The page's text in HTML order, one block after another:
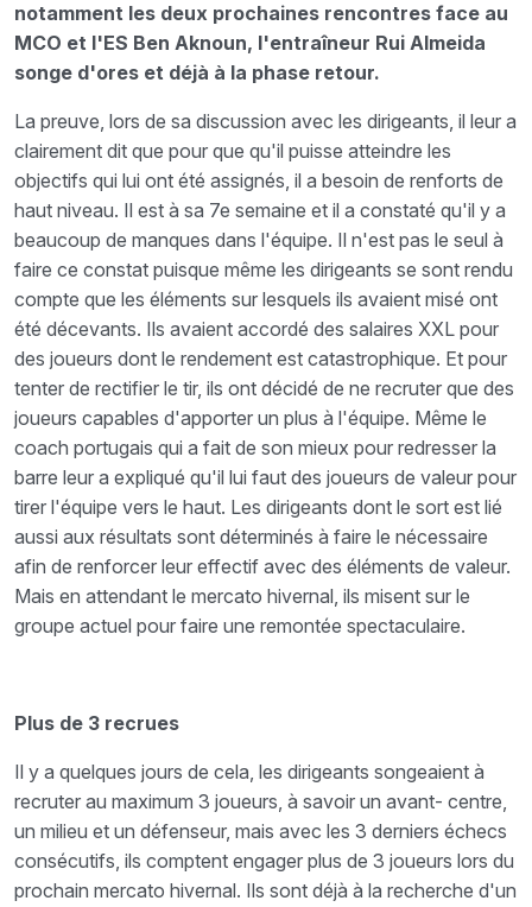
notamment les deux prochaines rencontres face au
MCO et l'ES Ben Aknoun, l'entraîneur Rui Almeida
songe d'ores et déjà à la phase retour.
La preuve, lors de sa discussion avec les dirigeants, il leur a
clairement dit que pour que qu'il puisse atteindre les
objectifs qui lui ont été assignés, il a besoin de renforts de
haut niveau. Il est à sa 7e semaine et il a constaté qu'il y a
beaucoup de manques dans l'équipe. Il n'est pas le seul à
faire ce constat puisque même les dirigeants se sont rendu
compte que les éléments sur lesquels ils avaient misé ont
été décevants. Ils avaient accordé des salaires XXL pour
des joueurs dont le rendement est catastrophique. Et pour
tenter de rectifier le tir, ils ont décidé de ne recruter que des
joueurs capables d'apporter un plus à l'équipe. Même le
coach portugais qui a fait de son mieux pour redresser la
barre leur a expliqué qu'il lui faut des joueurs de valeur pour
tirer l'équipe vers le haut. Les dirigeants dont le sort est lié
aussi aux résultats sont déterminés à faire le nécessaire
afin de renforcer leur effectif avec des éléments de valeur.
Mais en attendant le mercato hivernal, ils misent sur le
groupe actuel pour faire une remontée spectaculaire.
Plus de 3 recrues
Il y a quelques jours de cela, les dirigeants songeaient à
recruter au maximum 3 joueurs, à savoir un avant- centre,
un milieu et un défenseur, mais avec les 3 derniers échecs
consécutifs, ils comptent engager plus de 3 joueurs lors du
prochain mercato hivernal. Ils sont déjà à la recherche d'un